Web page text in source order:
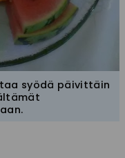
syödä päivittäin